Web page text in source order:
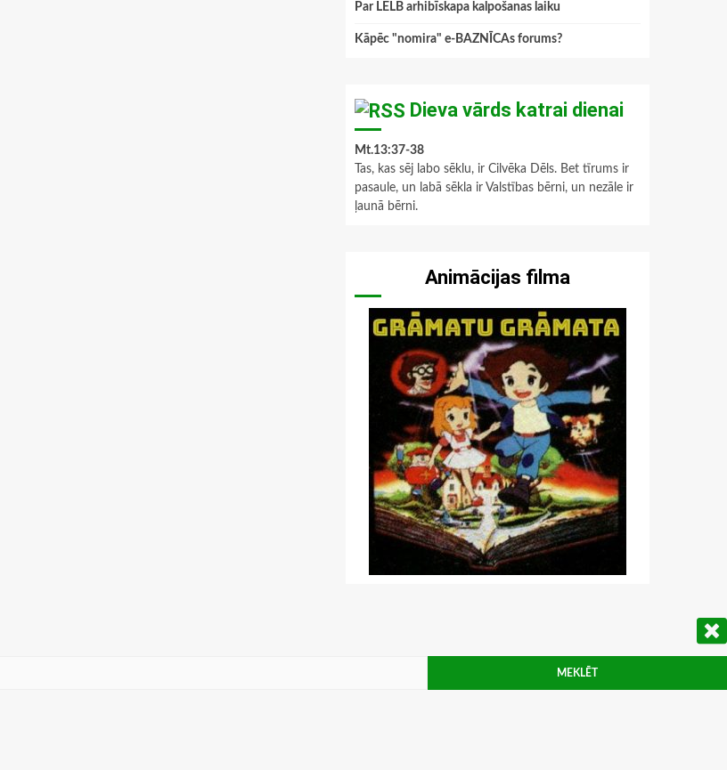
Par LELB arhibīskapa kalpošanas laiku
Kāpēc "nomira" e-BAZNĪCAs forums?
Dieva vārds katrai dienai
Mt.13:37-38
Tas, kas sēj labo sēklu, ir Cilvēka Dēls. Bet tīrums ir
pasaule, un labā sēkla ir Valstības bērni, un nezāle ir
ļaunā bērni.
Animācijas filma